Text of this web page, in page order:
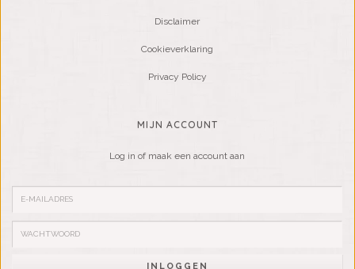
Disclaimer
Cookieverklaring
Privacy Policy
MIJN ACCOUNT
Log in of maak een account aan
INLOGGEN